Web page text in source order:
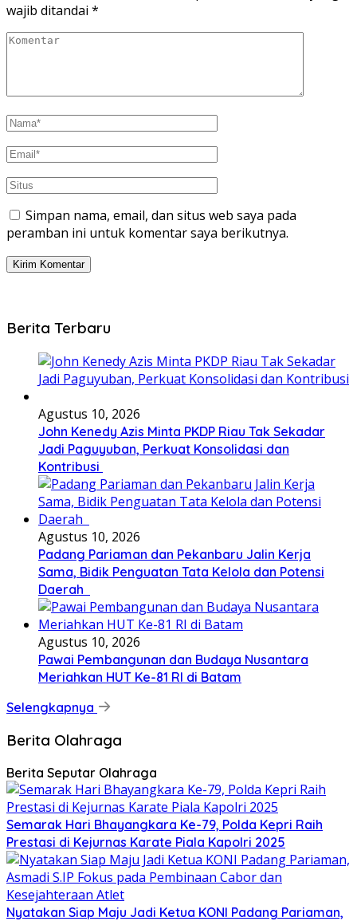
wajib ditandai *
Simpan nama, email, dan situs web saya pada
peramban ini untuk komentar saya berikutnya.
Berita Terbaru
Agustus 10, 2026
John Kenedy Azis Minta PKDP Riau Tak Sekadar
Jadi Paguyuban, Perkuat Konsolidasi dan
Kontribusi ‎
Agustus 10, 2026
Padang Pariaman dan Pekanbaru Jalin Kerja
Sama, Bidik Penguatan Tata Kelola dan Potensi
Daerah ‎ ‎
Agustus 10, 2026
Pawai Pembangunan dan Budaya Nusantara
Meriahkan HUT Ke-81 RI di Batam
Selengkapnya
Berita Olahraga
Berita Seputar Olahraga
Semarak Hari Bhayangkara Ke-79, Polda Kepri Raih
Prestasi di Kejurnas Karate Piala Kapolri 2025
Nyatakan Siap Maju Jadi Ketua KONI Padang Pariaman,